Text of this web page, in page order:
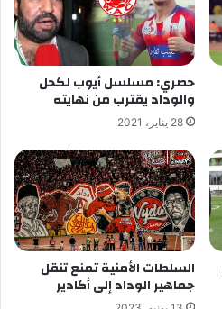
حصري: مسلسل أيوب لكحل
والوداد يقترب من نهايته
28 يناير، 2021
السلطات الأمنية تمنع تنقل
جماهير الوداد إلى أكادير